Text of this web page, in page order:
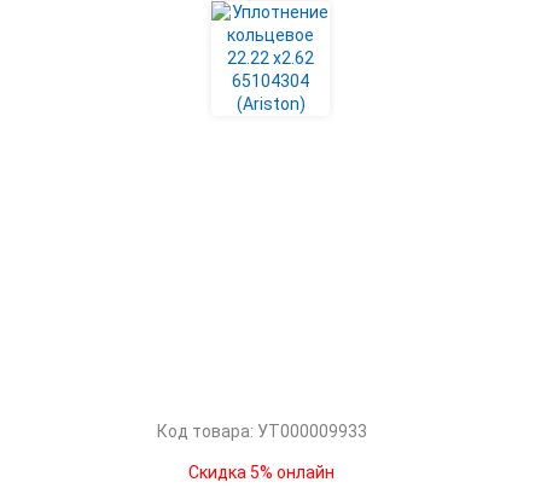
Код товара: УТ000009933
Скидка 5% онлайн